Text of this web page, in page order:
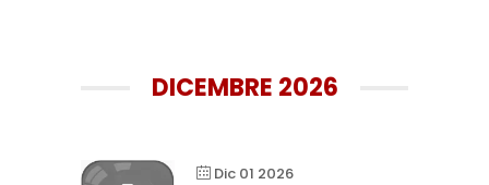
DICEMBRE 2026
Dic 01 2026